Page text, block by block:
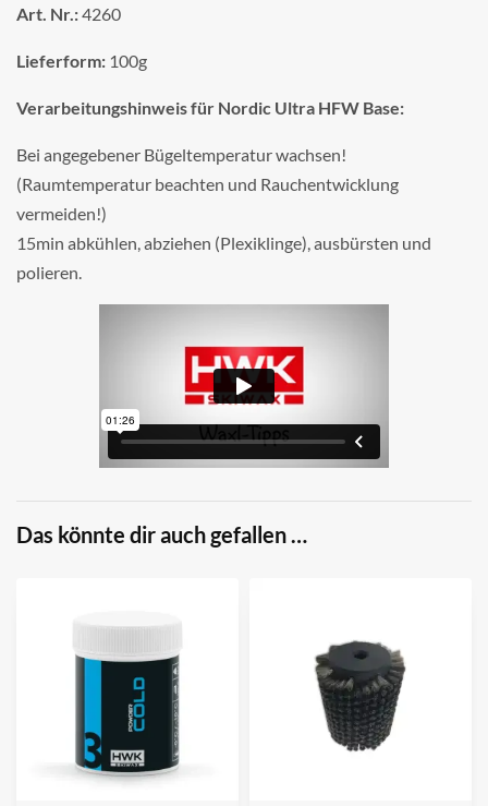
Art. Nr.:4260
Lieferform: 100g
Verarbeitungshinweis für Nordic Ultra HFW Base:
Bei angegebener Bügeltemperatur wachsen!
(Raumtemperatur beachten und Rauchentwicklung
vermeiden!)
15min abkühlen, abziehen (Plexiklinge), ausbürsten und
polieren.
Das könnte dir auch gefallen …